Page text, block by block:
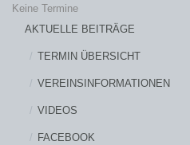
Keine Termine
AKTUELLE BEITRÄGE
TERMIN ÜBERSICHT
VEREINSINFORMATIONEN
VIDEOS
FACEBOOK